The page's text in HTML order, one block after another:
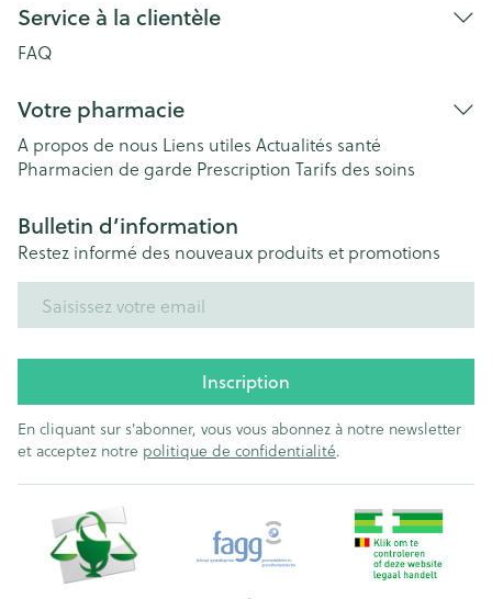
Service à la clientèle
FAQ
Votre pharmacie
A propos de nous Liens utiles Actualités santé
Pharmacien de garde Prescription Tarifs des soins
Bulletin d’information
Restez informé des nouveaux produits et promotions
Inscription
En cliquant sur s'abonner, vous vous abonnez à notre newsletter
et acceptez notre politique de confidentialité.